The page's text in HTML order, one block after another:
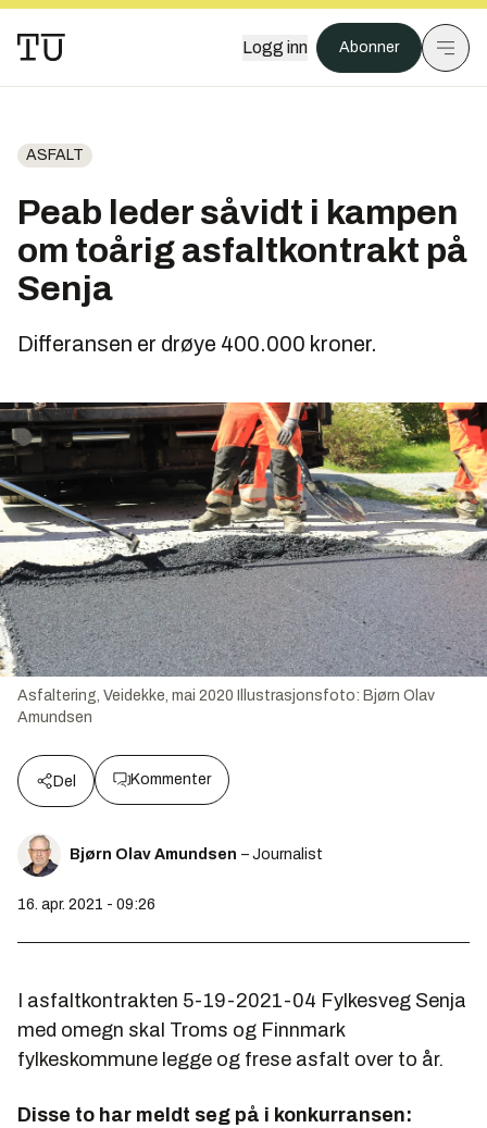
Logg inn Abonner
ASFALT
Peab leder såvidt i kampen
om toårig asfaltkontrakt på
Senja
Differansen er drøye 400.000 kroner.
Asfaltering, Veidekke, mai 2020 Illustrasjonsfoto: Bjørn Olav
Amundsen
Del Kommenter
Bjørn Olav Amundsen – Journalist
16. apr. 2021 - 09:26
I asfaltkontrakten 5-19-2021-04 Fylkesveg Senja
med omegn skal Troms og Finnmark
fylkeskommune legge og frese asfalt over to år.
Disse to har meldt seg på i konkurransen: